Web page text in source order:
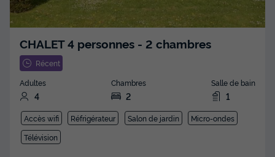
CHALET 4 personnes - 2 chambres
Récent
Adultes
4
Chambres
2
Salle de bain
1
Accès wifi Réfrigérateur Salon de jardin
Micro-ondes
Télévision